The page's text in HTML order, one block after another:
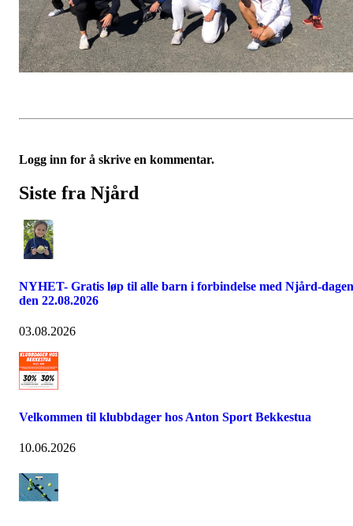
Logg inn for å skrive en kommentar.
Siste fra Njård
NYHET- Gratis løp til alle barn i forbindelse med Njård-dagen
den 22.08.2026
03.08.2026
Velkommen til klubbdager hos Anton Sport Bekkestua
10.06.2026